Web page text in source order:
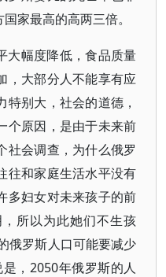
家最高的高两三倍。
大幅度降低，食品质量
，大部分人不能享有应
别大，社会的道德，
个原因，是由于未来前
社会调查，为什么俄罗
往和家庭生活水平没有
多妇女对未来孩子的前
所以为此她们不生孩
俄罗斯人口可能要减少
，2050年俄罗斯的人